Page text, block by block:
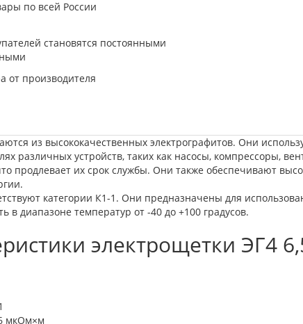
из высококачественных электрографитов. Они
различных устройств, таких как насосы, компрессоры,
продлевает их срок службы. Они также обеспечивают
категории К1-1. Они предназначены для
в диапазоне температур от -40 до +100 градусов.
электрощетки ЭГ4
мкОм×м